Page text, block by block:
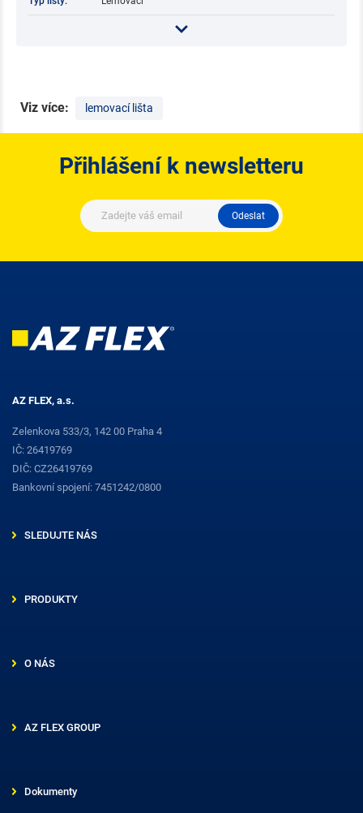
Viz více: lemovací lišta
Přihlášení k newsletteru
Odeslat
AZ FLEX, a.s.
Zelenkova 533/3, 142 00 Praha 4
IČ: 26419769
DIČ: CZ26419769
Bankovní spojení: 7451242/0800
SLEDUJTE NÁS
PRODUKTY
O NÁS
AZ FLEX GROUP
Dokumenty